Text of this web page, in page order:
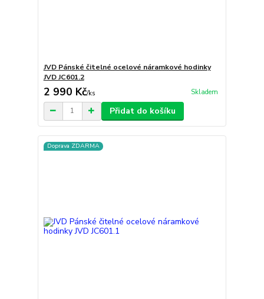
JVD Pánské čitelné ocelové náramkové hodinky
JVD JC601.2
2 990 Kč/ks Skladem
Přidat do košíku
Doprava ZDARMA